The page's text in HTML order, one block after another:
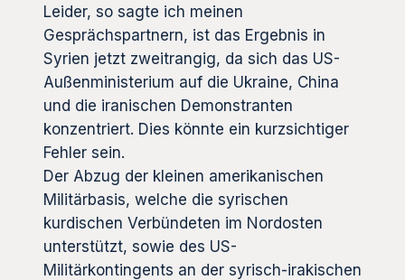
Leider, so sagte ich meinen
Gesprächspartnern, ist das Ergebnis in
Syrien jetzt zweitrangig, da sich das US-
Außenministerium auf die Ukraine, China
und die iranischen Demonstranten
konzentriert. Dies könnte ein kurzsichtiger
Fehler sein.
Der Abzug der kleinen amerikanischen
Militärbasis, welche die syrischen
kurdischen Verbündeten im Nordosten
unterstützt, sowie des US-
Militärkontingents an der syrisch-irakischen